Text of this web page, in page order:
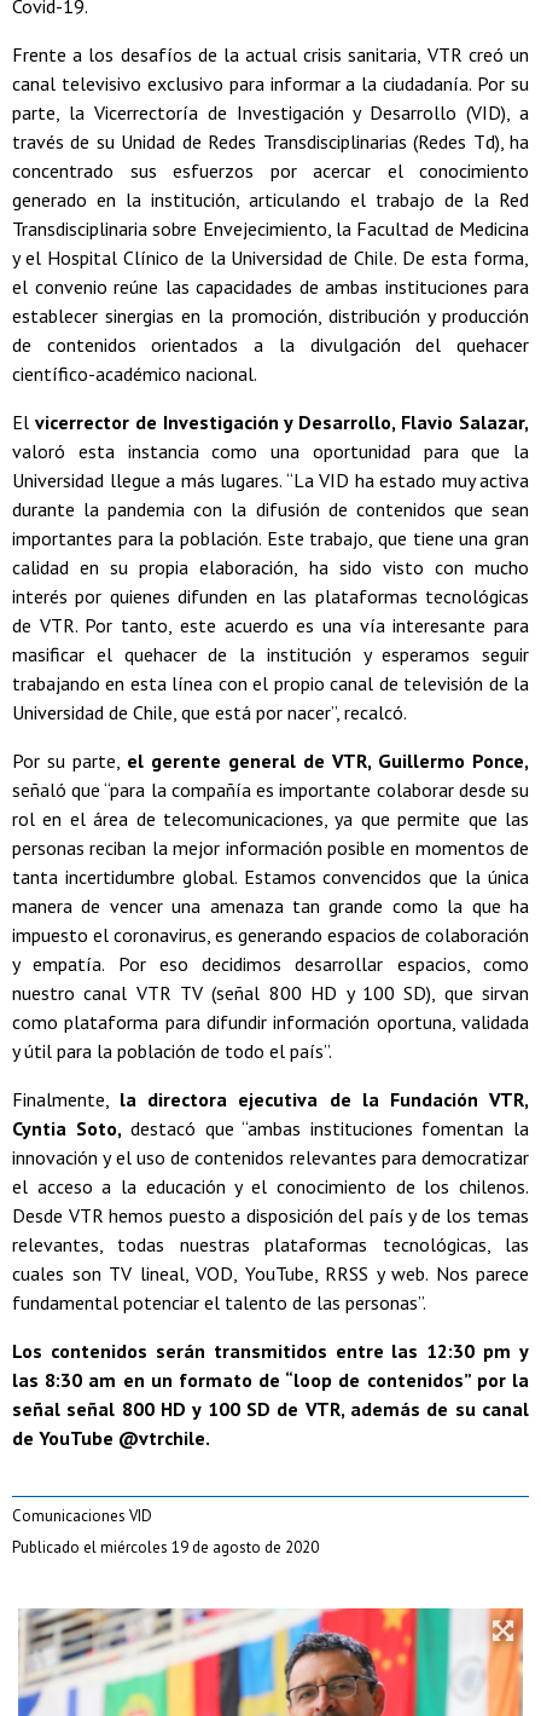
Covid-19.
Frente a los desafíos de la actual crisis sanitaria, VTR creó un
canal televisivo exclusivo para informar a la ciudadanía. Por su
parte, la Vicerrectoría de Investigación y Desarrollo (VID), a
través de su Unidad de Redes Transdisciplinarias (Redes Td), ha
concentrado sus esfuerzos por acercar el conocimiento
generado en la institución, articulando el trabajo de la Red
Transdisciplinaria sobre Envejecimiento, la Facultad de Medicina
y el Hospital Clínico de la Universidad de Chile. De esta forma,
el convenio reúne las capacidades de ambas instituciones para
establecer sinergias en la promoción, distribución y producción
de contenidos orientados a la divulgación del quehacer
científico-académico nacional.
El vicerrector de Investigación y Desarrollo, Flavio Salazar,
valoró esta instancia como una oportunidad para que la
Universidad llegue a más lugares. “La VID ha estado muy activa
durante la pandemia con la difusión de contenidos que sean
importantes para la población. Este trabajo, que tiene una gran
calidad en su propia elaboración, ha sido visto con mucho
interés por quienes difunden en las plataformas tecnológicas
de VTR. Por tanto, este acuerdo es una vía interesante para
masificar el quehacer de la institución y esperamos seguir
trabajando en esta línea con el propio canal de televisión de la
Universidad de Chile, que está por nacer”, recalcó.
Por su parte, el gerente general de VTR, Guillermo Ponce,
señaló que “para la compañía es importante colaborar desde su
rol en el área de telecomunicaciones, ya que permite que las
personas reciban la mejor información posible en momentos de
tanta incertidumbre global. Estamos convencidos que la única
manera de vencer una amenaza tan grande como la que ha
impuesto el coronavirus, es generando espacios de colaboración
y empatía. Por eso decidimos desarrollar espacios, como
nuestro canal VTR TV (señal 800 HD y 100 SD), que sirvan
como plataforma para difundir información oportuna, validada
y útil para la población de todo el país”.
Finalmente, la directora ejecutiva de la Fundación VTR,
Cyntia Soto,destacó que “ambas instituciones fomentan la
innovación y el uso de contenidos relevantes para democratizar
el acceso a la educación y el conocimiento de los chilenos.
Desde VTR hemos puesto a disposición del país y de los temas
relevantes, todas nuestras plataformas tecnológicas, las
cuales son TV lineal, VOD, YouTube, RRSS y web. Nos parece
fundamental potenciar el talento de las personas”.
Los contenidos serán transmitidos entre las 12:30 pm y
las 8:30 am en un formato de “loop de contenidos” por la
señal señal 800 HD y 100 SD de VTR, además de su canal
de YouTube @vtrchile.
Comunicaciones VID
Publicado el miércoles 19 de agosto de 2020